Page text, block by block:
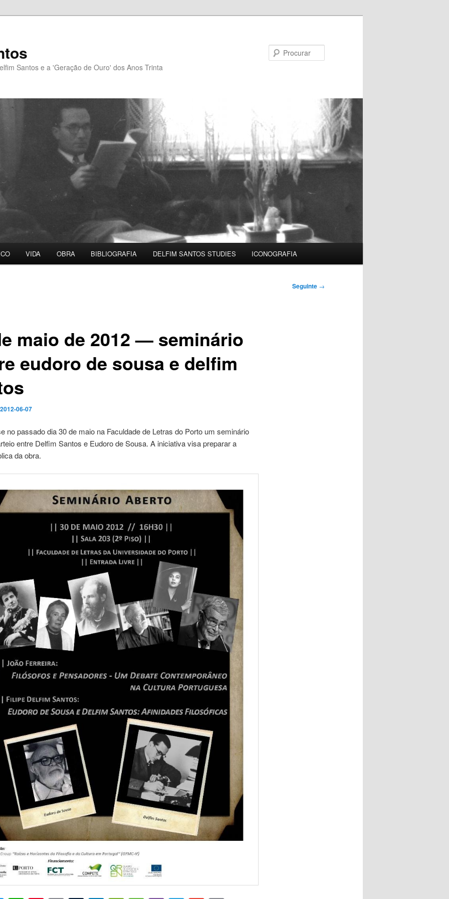
Santos e a 'Geração de Ouro' dos Anos Trinta
VIDA OBRA BIBLIOGRAFIA DELFIM SANTOS STUDIES ICONOGRAFIA
Seguinte →
maio de 2012 — seminário
eudoro de sousa e delfim
2012-06-07
no passado dia 30 de maio na Faculdade de Letras do Porto um seminário
entre Delfim Santos e Eudoro de Sousa. A iniciativa visa preparar a
da obra.